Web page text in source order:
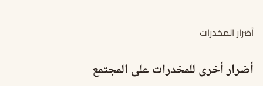
أضرار المخدرات
أضرار أخرى للمخدرات على المجتمع